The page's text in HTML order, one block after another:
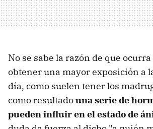
No se sabe la razón de que ocurra
obtener una mayor exposición a
día, como suelen tener los
como resultadouna serie de
pueden influir en el estado de